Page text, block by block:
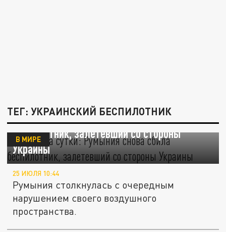
ТЕГ: УКРАИНСКИЙ БЕСПИЛОТНИК
Второй за сутки: Румыния снова сбила
беспилотник, залетевший со стороны
Украины
В МИРЕ
25 ИЮЛЯ 10:44
Румыния столкнулась с очередным
нарушением своего воздушного
пространства.